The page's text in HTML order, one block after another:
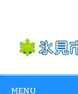
content
MENU